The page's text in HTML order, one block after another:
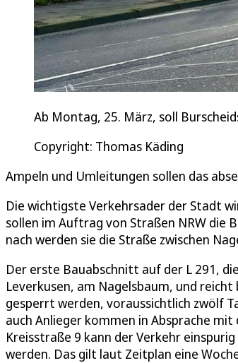
Ab Montag, 25. März, soll
Copyright: Thomas Käding
Ampeln und Umleitungen sollen das
Die wichtigste Verkehrsader der Stadt
sollen im Auftrag von Straßen NRW die
nach werden sie die Straße zwischen
Der erste Bauabschnitt auf der L 291,
Leverkusen, am Nagelsbaum, und
gesperrt werden, voraussichtlich zwölf
auch Anlieger kommen in Absprache
Kreisstraße 9 kann der Verkehr
werden. Das gilt laut Zeitplan eine